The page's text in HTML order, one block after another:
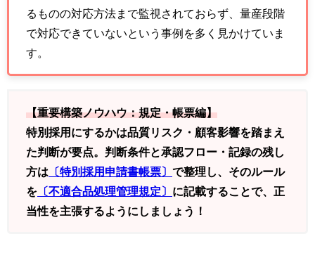
るものの対応方法まで監視されておらず、量産段階
で対応できていないという事例を多く見かけていま
す。
【重要構築ノウハウ：規定・帳票編】
特別採用にするかは品質リスク・顧客影響を踏まえ
た判断が要点。判断条件と承認フロー・記録の残し
方は 〔特別採用申請書帳票〕 で整理し、そのルール
を 〔不適合品処理管理規定〕 に記載することで、正
当性を主張するようにしましょう！